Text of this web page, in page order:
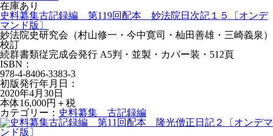
在庫あり
史料纂集古記録編 第119回配本 妙法院日次記１５〔オンデ
マンド版〕
妙法院史研究会（村山修一・今中寛司・杣田善雄・三崎義泉）
校訂
続群書類従完成会発行 A5判・並製・カバー装・512頁
ISBN：
978-4-8406-3383-3
初版発行年月日：
2020年4月30日
本体16,000円＋税
カテゴリー： 史料纂集 古記録編